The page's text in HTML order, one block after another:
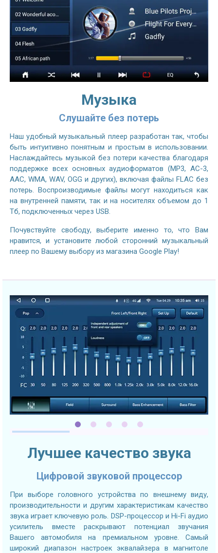
Музыка
Слушайте без потерь
Наш удобный музыкальный плеер разработан так, чтобы
быть интуитивно понятным и простым в использовании.
Наслаждайтесь музыкой без потери качества благодаря
поддержке всех основных аудиоформатов (MP3, AC-3,
AAC, WMA, WAV, OGG и других), включая файлы FLAC без
потерь. Воспроизводимые файлы могут находиться как
на внутренней памяти, так и на носителях объемом до 1
Тб, подключенных через USB.
Почувствуйте свободу, выберите именно то, что Вам
нравится, и установите любой сторонний музыкальный
плеер по Вашему выбору из магазина Google Play!
Лучшее качество звука
Цифровой звуковой процессор
При выборе головного устройства по внешнему виду,
производительности и другим характеристикам качество
звука играет ключевую роль. DSP-процессор и Hi-Fi аудио
усилитель вместе раскрывают потенциал звучания
Вашего автомобиля на премиальном уровне. Самый
широкий диапазон настроек эквалайзера в магнитоле